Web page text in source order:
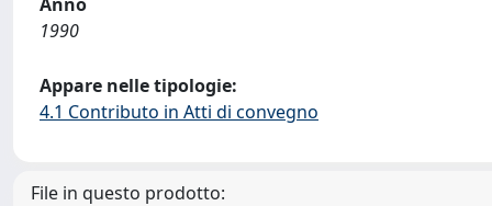
1990
Appare nelle tipologie:
4.1 Contributo in Atti di convegno
File in questo prodotto: